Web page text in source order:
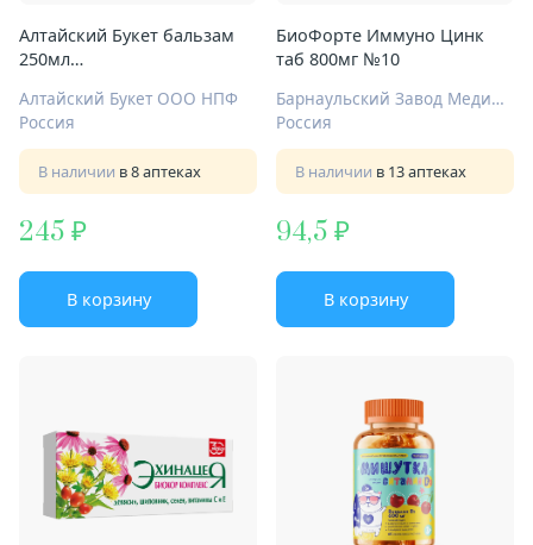
Алтайский Букет бальзам
250мл
Алтайский Букет ООО НПФ
Россия
В наличии в 8 аптеках
245
В корзину
БиоФорте Иммуно Цинк
таб 800мг №10
Барнаульский Завод Медицинских Препаратов
Россия
В наличии в 13 аптеках
94,5
В корзину